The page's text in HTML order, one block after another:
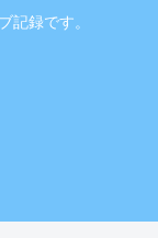
記録です。